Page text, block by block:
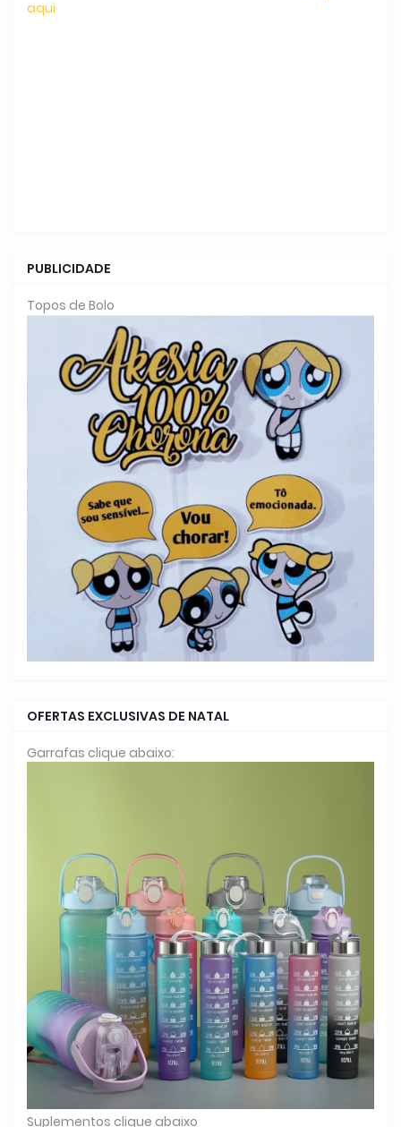
aqui
PUBLICIDADE
Topos de Bolo
OFERTAS EXCLUSIVAS DE NATAL
Garrafas clique abaixo:
Suplementos clique abaixo